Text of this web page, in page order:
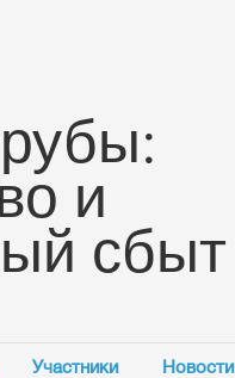
и
сбыт
Участники Новости